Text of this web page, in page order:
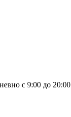
с 9:00 до 20:00